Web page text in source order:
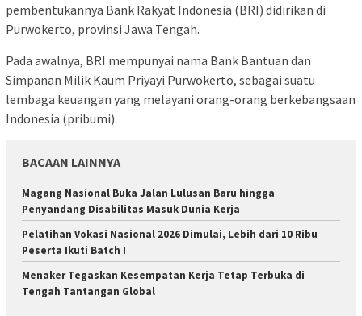
pembentukannya Bank Rakyat Indonesia (BRI) didirikan di
Purwokerto, provinsi Jawa Tengah.
Pada awalnya, BRI mempunyai nama Bank Bantuan dan
Simpanan Milik Kaum Priyayi Purwokerto, sebagai suatu
lembaga keuangan yang melayani orang-orang berkebangsaan
Indonesia (pribumi).
BACAAN LAINNYA
Magang Nasional Buka Jalan Lulusan Baru hingga
Penyandang Disabilitas Masuk Dunia Kerja
Pelatihan Vokasi Nasional 2026 Dimulai, Lebih dari 10 Ribu
Peserta Ikuti Batch I
Menaker Tegaskan Kesempatan Kerja Tetap Terbuka di
Tengah Tantangan Global